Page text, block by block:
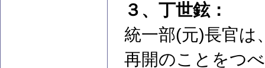
３、丁世鉉：
統一部(元)長官は
再開のことをつ